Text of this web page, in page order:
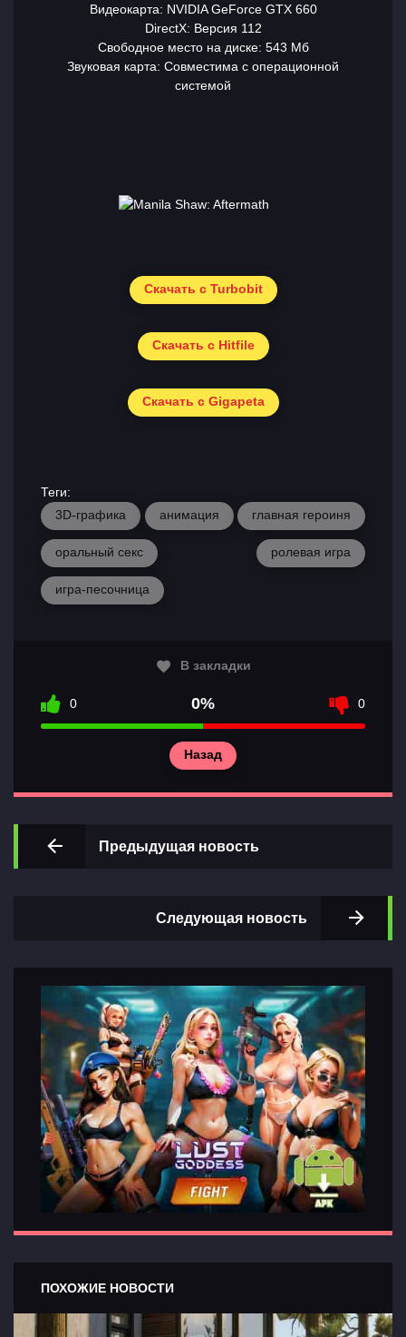
Главная
Разделы
игр
Контакты
Видеокарта: NVIDIA GeForce GTX 660
DirectX: Версия 112
Свободное место на диске: 543 Мб
Звуковая карта: Совместима с операционной
системой
Скачать с Turbobit
Скачать с Hitfile
Скачать с Gigapeta
Теги:
3D-графика
анимация главная героиня
оральный секс ролевая игра
игра-песочница
В закладки
0 0% 0
Назад
Предыдущая новость
Следующая новость
ПОХОЖИЕ НОВОСТИ